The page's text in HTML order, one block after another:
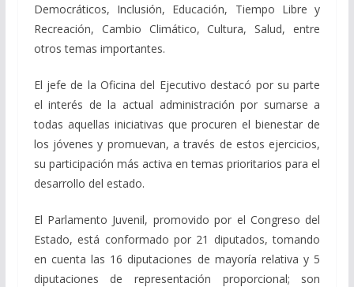
Democráticos, Inclusión, Educación, Tiempo Libre y
Recreación, Cambio Climático, Cultura, Salud, entre
otros temas importantes.
El jefe de la Oficina del Ejecutivo destacó por su parte
el interés de la actual administración por sumarse a
todas aquellas iniciativas que procuren el bienestar de
los jóvenes y promuevan, a través de estos ejercicios,
su participación más activa en temas prioritarios para el
desarrollo del estado.
El Parlamento Juvenil, promovido por el Congreso del
Estado, está conformado por 21 diputados, tomando
en cuenta las 16 diputaciones de mayoría relativa y 5
diputaciones de representación proporcional; son